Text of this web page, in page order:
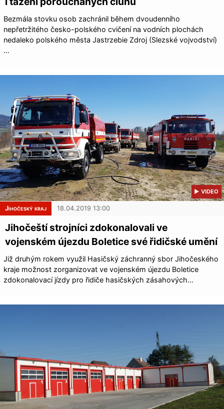
Bezmála stovku osob zachránil během dvoudenního
nepřetržitého česko-polského cvičení na vodních plochách
nedaleko polského města Jastrzebie Zdroj (Slezské vojvodství)
…
▶ VIDEO
Jihočeský kraj 18.04.2019 13:00
Jihočeští strojníci zdokonalovali ve
vojenském újezdu Boletice své řidičské umění
Již druhým rokem využil Hasičský záchranný sbor Jihočeského
kraje možnost zorganizovat ve vojenském újezdu Boletice
zdokonalovací jízdy pro řidiče hasičských zásahových…